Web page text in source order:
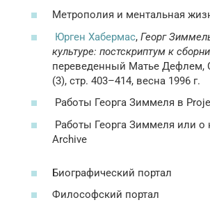
Метрополия и ментальная
Юрген Хабермас, Георг
культуре: постскриптум к
переведенный Матье Дефлем,
(3), стр. 403–414, весна 1996 г.
Работы Георга Зиммеля в
Работы Георга Зиммеля или о
Archive
Биографический портал
Философский портал